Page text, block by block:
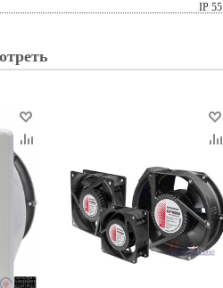
Промежуточное реле
IP 55